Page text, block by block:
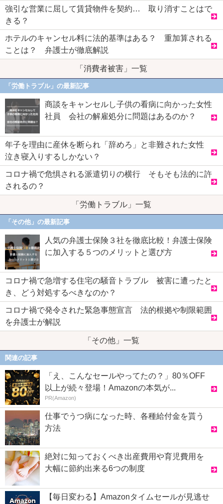
強引な営業に屈して賃貸物件を契約… 取り消すことはで
きる？
ホテルのキャンセル料に法的基準はある？ 重加算される
ことは？ 弁護士が徹底解説
「消費者被害」一覧
「労働トラブル」の最新記事
商談をキャンセルし子供の看病に向かった女性
社員 会社の解雇処分に問題はあるのか？
年子を理由に産休を断られ「辞めろ」と非難された女性
泣き寝入りするしかない？
コロナ禍で危惧される派遣切りの横行 そもそも法的に許
されるの？
「労働トラブル」一覧
「その他」の最新記事
人気の弁護士保険３社を徹底比較！弁護士保険
に加入する５つのメリットと選び方
コロナ禍で急増する住宅の騒音トラブル 被害に遭ったと
き、どう対処するべきなのか？
コロナ禍で発令された緊急事態宣言 法的根拠や制限範囲
を弁護士が解説
「その他」一覧
関連の記事
「え、こんなセールやってたの？」80％OFF
以上が続々登場！Amazonの本気が...
PR(Amazon)
仕事でうつ病になった時、各種給付金を貰う
方法
絶対に知っておくべき出産費用や育児費用を
大幅に節約出来る6つの制度
【毎日変わる】Amazonタイムセールが見逃せ